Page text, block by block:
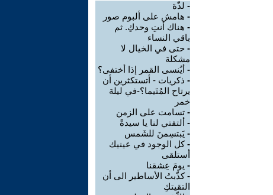
- لذّة
- هامش على ألبوم صور
- هناك أنتِ وحدكِ. ثم
باقي النساء
- حتى في الخيال لا
مشكلة
- أيُنسى القمر إذا أختفى؟
- ذكريات - أتستكثرين أن
يرتاح المُتَيما؟-في ليلة
خمر
- تسامت على الزمن
- ألتفتي لنا يا سيدةً
- يَبتسِمنَ للشَمس
-كل الوجود في عينيك
أستلقى
- يومَ عِشقنا
-كذّبتُ الأساطير الى أن
التقيتكِ